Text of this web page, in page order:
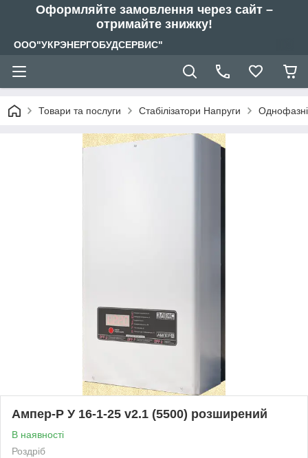
Оформляйте замовлення через сайт –
отримайте знижку!
ООО"УКРЭНЕРГОБУДСЕРВИС"
Товари та послуги Стабілізатори Напруги Однофазні
Ампер-Р У 16-1-25 v2.1 (5500) розширений
В наявності
Роздріб